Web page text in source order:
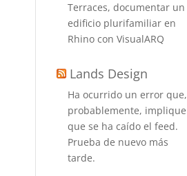
Terraces, documentar un
edificio plurifamiliar en
Rhino con VisualARQ
Lands Design
Ha ocurrido un error que,
probablemente, implique
que se ha caído el feed.
Prueba de nuevo más
tarde.